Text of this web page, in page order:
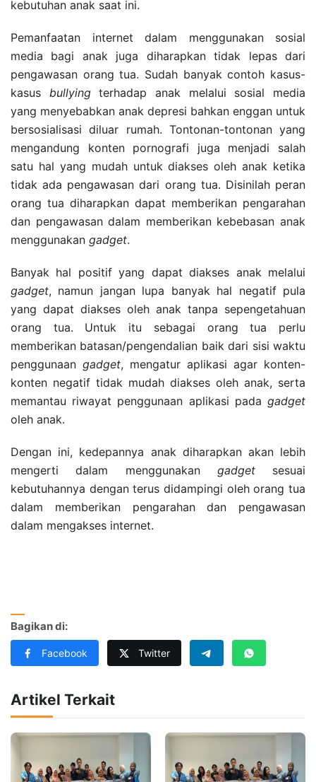
kebutuhan anak saat ini.
Pemanfaatan internet dalam menggunakan sosial
media bagi anak juga diharapkan tidak lepas dari
pengawasan orang tua. Sudah banyak contoh kasus-
kasus bullyingterhadap anak melalui sosial media
yang menyebabkan anak depresi bahkan enggan untuk
bersosialisasi diluar rumah. Tontonan-tontonan yang
mengandung konten pornografi juga menjadi salah
satu hal yang mudah untuk diakses oleh anak ketika
tidak ada pengawasan dari orang tua. Disinilah peran
orang tua diharapkan dapat memberikan pengarahan
dan pengawasan dalam memberikan kebebasan anak
menggunakan gadget.
Banyak hal positif yang dapat diakses anak melalui
gadget, namun jangan lupa banyak hal negatif pula
yang dapat diakses oleh anak tanpa sepengetahuan
orang tua. Untuk itu sebagai orang tua perlu
memberikan batasan/pengendalian baik dari sisi waktu
penggunaan gadget, mengatur aplikasi agar konten-
konten negatif tidak mudah diakses oleh anak, serta
memantau riwayat penggunaan aplikasi pada gadget
oleh anak.
Dengan ini, kedepannya anak diharapkan akan lebih
mengerti dalam menggunakan gadgetsesuai
kebutuhannya dengan terus didampingi oleh orang tua
dalam memberikan pengarahan dan pengawasan
dalam mengakses internet.
Bagikan di:
Facebook Twitter
Artikel Terkait